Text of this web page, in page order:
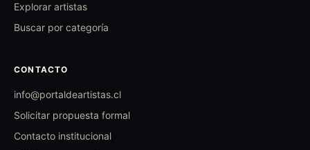
Explorar artistas
Buscar por categoría
CONTACTO
info@portaldeartistas.cl
Solicitar propuesta formal
Contacto institucional